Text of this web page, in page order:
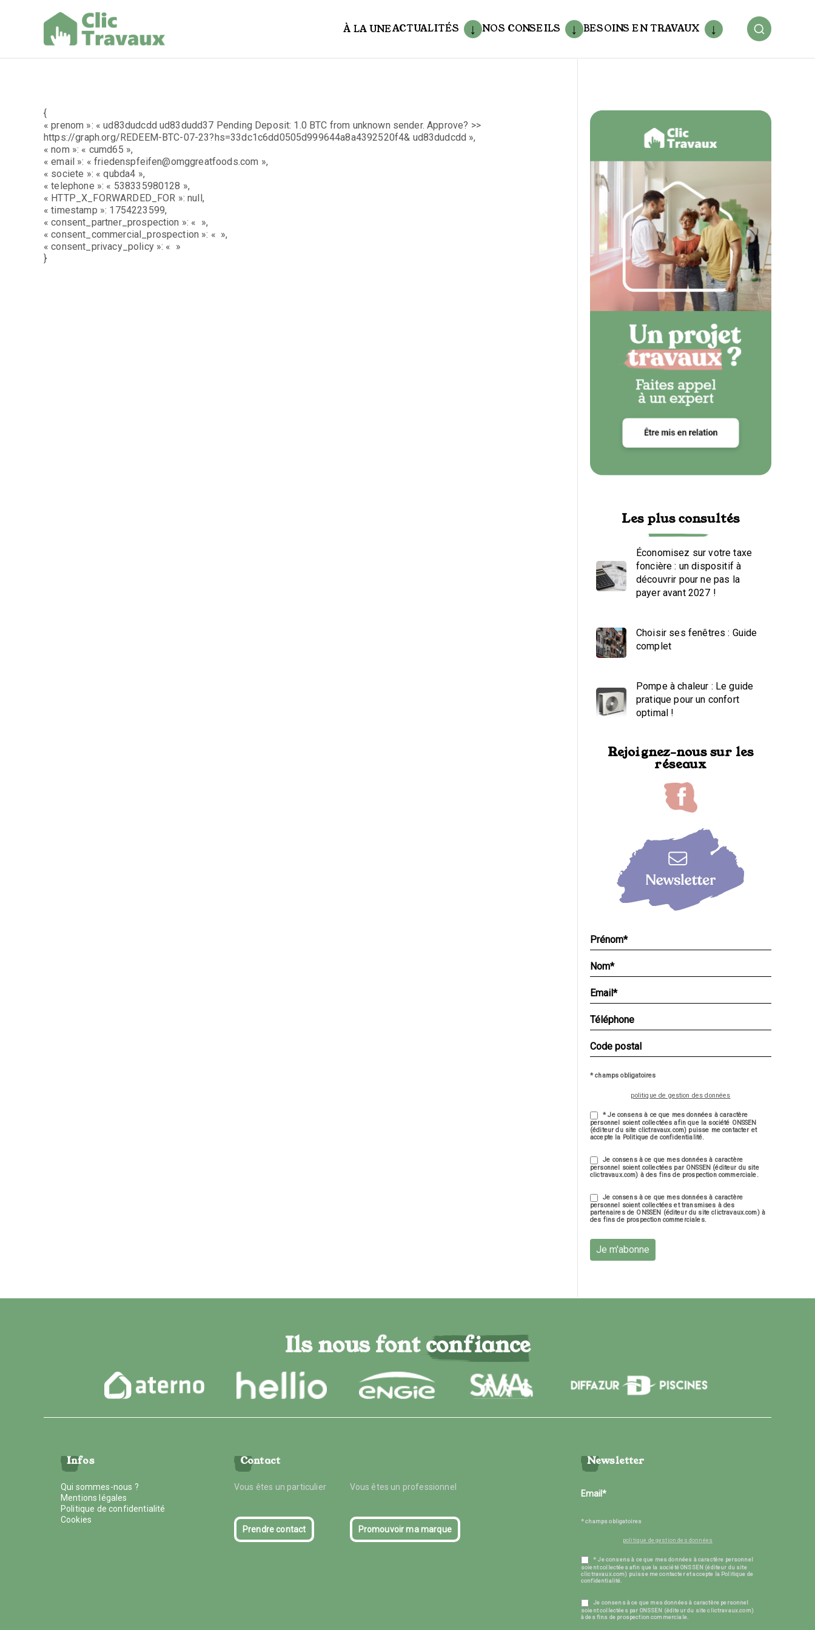
À LA UNEACTUALITÉS NOS CONSEILS BESOINS EN TRAVAUX
{
« prenom »: « ud83dudcdd ud83dudd37 Pending Deposit: 1.0 BTC from unknown sender. Approve? >>
https://graph.org/REDEEM-BTC-07-23?hs=33dc1c6dd0505d999644a8a4392520f4& ud83dudcdd »,
« nom »: « cumd65 »,
« email »: « friedenspfeifen@omggreatfoods.com »,
« societe »: « qubda4 »,
« telephone »: « 538335980128 »,
« HTTP_X_FORWARDED_FOR »: null,
« timestamp »: 1754223599,
« consent_partner_prospection »: « »,
« consent_commercial_prospection »: « »,
« consent_privacy_policy »: « »
}
Les plus consultés
Économisez sur votre taxe
foncière : un dispositif à
découvrir pour ne pas la
payer avant 2027 !
Choisir ses fenêtres : Guide
complet
Pompe à chaleur : Le guide
pratique pour un confort
optimal !
Rejoignez-nous sur les
réseaux
* champs obligatoires
politique de gestion des données
* Je consens à ce que mes données à caractère
personnel soient collectées afin que la société ONSSEN
(éditeur du site clictravaux.com) puisse me contacter et
accepte la Politique de confidentialité.
Je consens à ce que mes données à caractère
personnel soient collectées par ONSSEN (éditeur du site
clictravaux.com) à des fins de prospection commerciale.
Je consens à ce que mes données à caractère
personnel soient collectées et transmises à des
partenaires de ONSSEN (éditeur du site clictravaux.com) à
des fins de prospection commerciales.
Je m'abonne
Ils nous font confiance
Infos
Qui sommes-nous ?
Mentions légales
Politique de confidentialité
Cookies
Contact
Vous êtes un particulier Vous êtes un professionnel
Prendre contact Promouvoir ma marque
Newsletter
* champs obligatoires
politique de gestion des données
* Je consens à ce que mes données à caractère personnel
soient collectées afin que la société ONSSEN (éditeur du site
clictravaux.com) puisse me contacter et accepte la Politique de
confidentialité.
Je consens à ce que mes données à caractère personnel
soient collectées par ONSSEN (éditeur du site clictravaux.com)
à des fins de prospection commerciale.